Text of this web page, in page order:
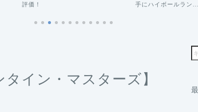
評価！
手にハイボールラン...
イン・マスターズ】